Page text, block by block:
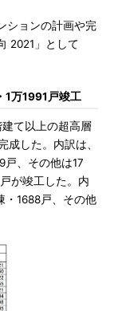
ションの計画や完
2021」として
1万1991戸竣工
て以上の超高層
成した。内訳は、
、その他は17
が竣工した。内
・1688戸、その他